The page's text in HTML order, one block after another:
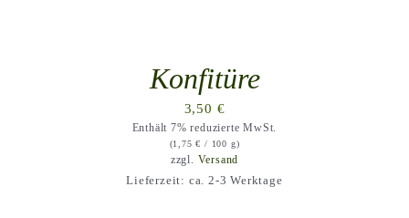
Konfitüre
3,50 €
Enthält 7% reduzierte MwSt.
(1,75€ / 100 g)
zzgl. Versand
Lieferzeit: ca. 2-3 Werktage